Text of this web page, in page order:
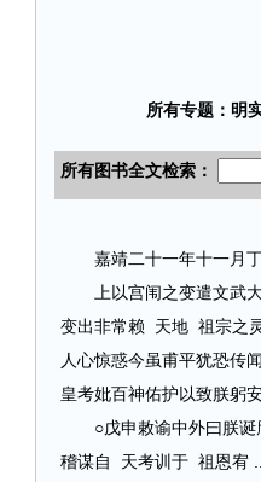
嘉靖二十一年十一月
上以宫闱之变遣文武大
变出非常赖 天地 祖宗之
人心惊惑今虽甫平犹恐传
皇考妣百神佑护以致朕躬
○戊申敕谕中外曰朕诞
稽谋自 天考训于 祖恩宥